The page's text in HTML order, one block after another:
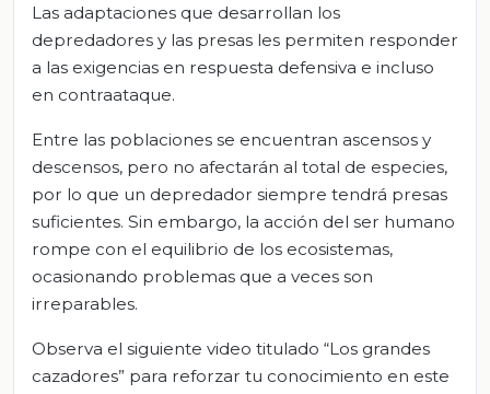
Las adaptaciones que desarrollan los
depredadores y las presas les permiten responder
a las exigencias en respuesta defensiva e incluso
en contraataque.
Entre las poblaciones se encuentran ascensos y
descensos, pero no afectarán al total de especies,
por lo que un depredador siempre tendrá presas
suficientes. Sin embargo, la acción del ser humano
rompe con el equilibrio de los ecosistemas,
ocasionando problemas que a veces son
irreparables.
Observa el siguiente video titulado “Los grandes
cazadores” para reforzar tu conocimiento en este